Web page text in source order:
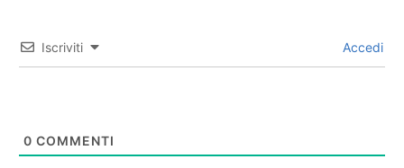
Iscriviti Accedi
0 COMMENTI